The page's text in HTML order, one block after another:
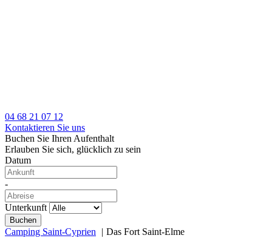
04 68 21 07 12
Kontaktieren Sie uns
Buchen Sie Ihren Aufenthalt
Erlauben Sie sich, glücklich zu sein
Datum
-
Unterkunft
Camping Saint-Cyprien Das Fort Saint-Elme